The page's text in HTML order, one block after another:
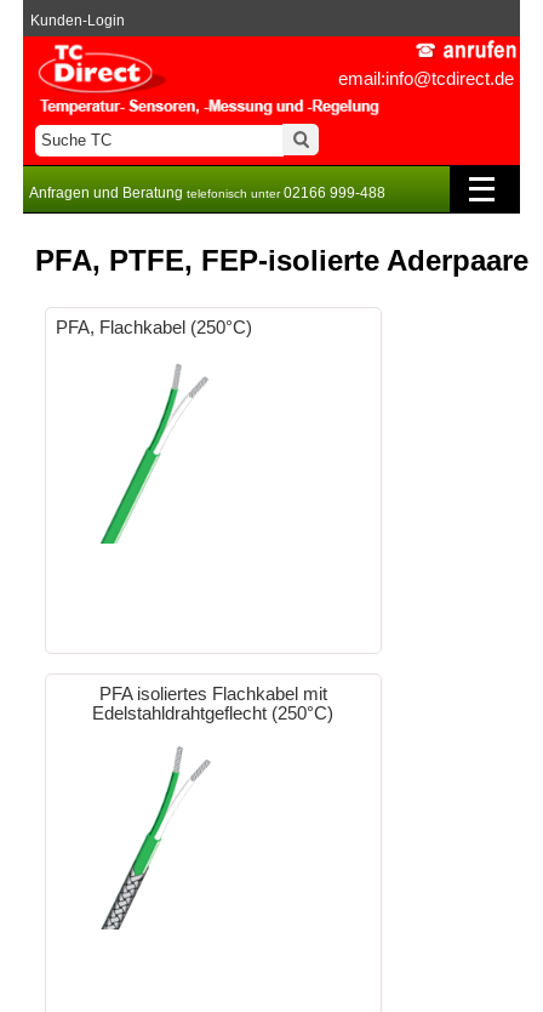
email:info@tcdirect.de
Kunden-Login
Anfragen und Beratung telefonisch unter02166 999-488
PFA, PTFE, FEP-isolierte Aderpaare
PFA, Flachkabel (250°C)
PFA isoliertes Flachkabel mit
Edelstahldrahtgeflecht (250°C)